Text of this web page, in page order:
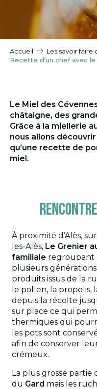
Accueil Les savoir faire
Recette d’un chef avec
Le Miel des
châtaigne, des
Grâce à la miellerie
nous allons
qu’une recette de
miel.
À proximité d’Alès,
les-Alès, Le Grenier
familiale regroupant
plusieurs
produits issus de la
le pollen, la propolis,
depuis la récolte
sur place ce qui
thermiques qui
les pots sont
afin de conserver
crémeux.
La plus grosse
du Gard mais les